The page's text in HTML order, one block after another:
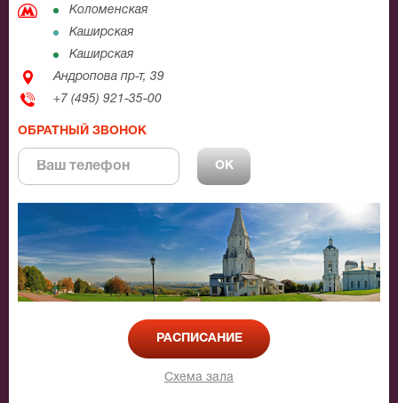
Коломенская
Каширская
Каширская
Андропова пр-т, 39
+7 (495) 921-35-00
ОБРАТНЫЙ ЗВОНОК
РАСПИСАНИЕ
Схема зала